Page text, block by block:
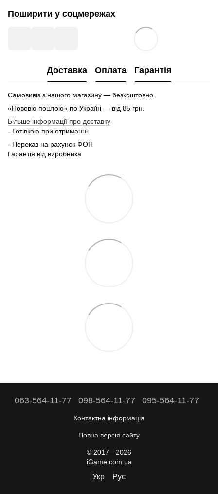
Поширити у соцмережах
Доставка Оплата Гарантія
Самовивіз з нашого магазину — безкоштовно.
«Нововю поштою» по Україні — від 85 грн.
Більше інформації про доставку
- Готівкою при отриманні
- Переказ на рахунок ФОП
Гарантія від виробника
063-564-11-77 098-564-11-77 095-564-11-77
Контактна інформація
Повна версія сайту
© 2017—2026
iGame.com.ua
Укр Рус